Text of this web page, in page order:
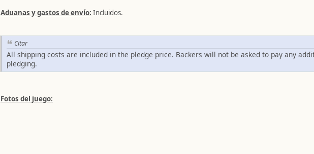
Aduanas y gastos de envío: Incluidos.
Citar
All shipping costs are included in the pledge price. Backers will not be asked to pay any
pledging.
Fotos del juego: